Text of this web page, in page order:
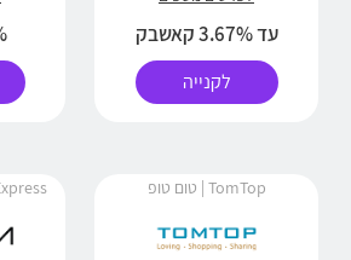
עד 3.67% קאשבק
לקנייה
TomTop | טום טופ